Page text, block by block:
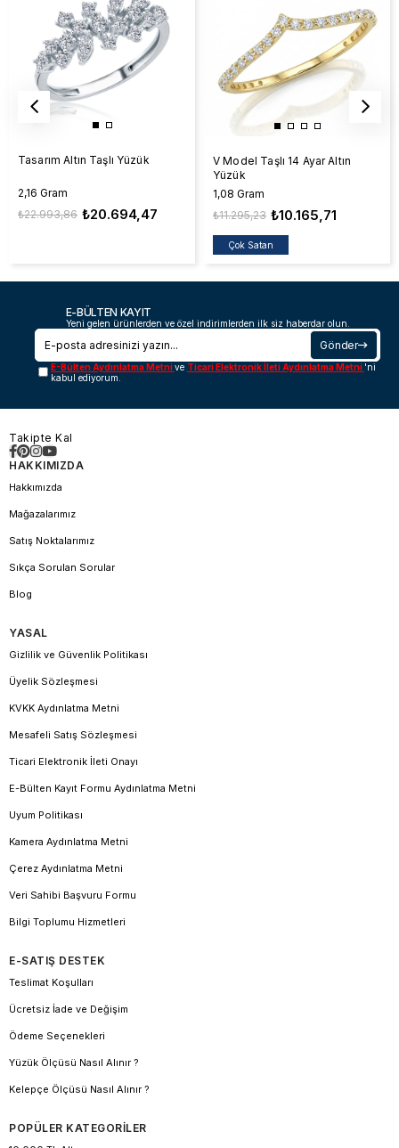
Tasarım Altın Taşlı Yüzük
2,16 Gram
₺20.694,47
₺22.993,86
V Model Taşlı 14 Ayar Altın
Yüzük
1,08 Gram
₺10.165,71
₺11.295,23
Çok Satan
E-BÜLTEN KAYIT
Yeni gelen ürünlerden ve özel indirimlerden ilk siz haberdar olun.
Gönder
E-Bülten Aydınlatma Metnive Ticari Elektronik İleti Aydınlatma Metni 'ni
kabul ediyorum.
Takipte Kal
HAKKIMIZDA
Hakkımızda
Mağazalarımız
Satış Noktalarımız
Sıkça Sorulan Sorular
Blog
YASAL
Gizlilik ve Güvenlik Politikası
Üyelik Sözleşmesi
KVKK Aydınlatma Metni
Mesafeli Satış Sözleşmesi
Ticari Elektronik İleti Onayı
E-Bülten Kayıt Formu Aydınlatma Metni
Uyum Politikası
Kamera Aydınlatma Metni
Çerez Aydınlatma Metni
Veri Sahibi Başvuru Formu
Bilgi Toplumu Hizmetleri
E-SATIŞ DESTEK
Teslimat Koşulları
Ücretsiz İade ve Değişim
Ödeme Seçenekleri
Yüzük Ölçüsü Nasıl Alınır ?
Kelepçe Ölçüsü Nasıl Alınır ?
POPÜLER KATEGORİLER